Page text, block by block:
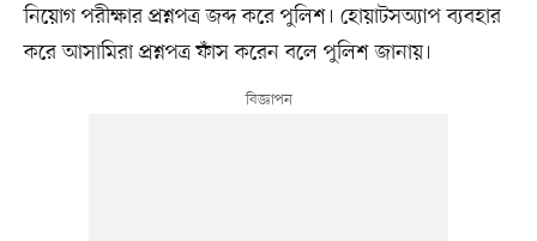
নিয়োগ পরীক্ষার প্রশ্নপত্র জব্দ করে পুলিশ। হোয়াটসঅ্যাপ ব্যবহার
করে আসামিরা প্রশ্নপত্র ফাঁস করেন বলে পুলিশ জানায়।